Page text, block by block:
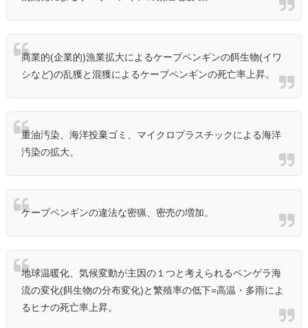
商業的(企業的)漁業拡大によるケープペンギンの餌生物(イワ
シなど)の乱獲と混獲によるケープペンギンの死亡率上昇。
重油汚染、海洋投棄ゴミ、マイクロプラスチックによる海洋
汚染の拡大。
ケープペンギンの違法な密猟、密売の増加。
地球温暖化、気候変動が主因の１つと考えられるベンゲラ海
流の変化(餌生物の分布変化)と繁殖率の低下=高温・多雨によ
るヒナの死亡率上昇。